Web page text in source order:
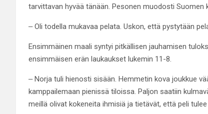
tarvittavan hyvää tänään. Pesonen muodosti Suomen
‒ Oli todella mukavaa pelata. Uskon, että pystytään
Ensimmäinen maali syntyi pitkällisen jauhamisen
ensimmäisen erän laukaukset lukemin 11-8.
‒ Norja tuli hienosti sisään. Hemmetin kova joukkue
kamppailemaan pienissä tiloissa. Paljon saatiin
meillä olivat kokeneita ihmisiä ja tietävät, että peli